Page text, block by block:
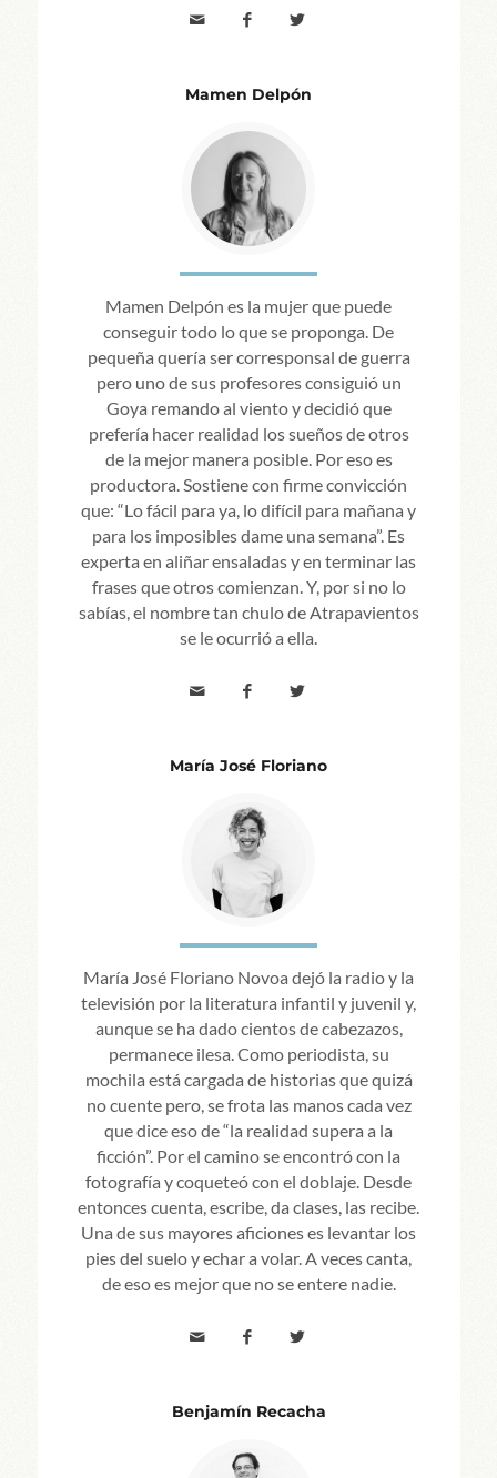
Mamen Delpón
Mamen Delpón es la mujer que puede
conseguir todo lo que se proponga. De
pequeña quería ser corresponsal de guerra
pero uno de sus profesores consiguió un
Goya remando al viento y decidió que
prefería hacer realidad los sueños de otros
de la mejor manera posible. Por eso es
productora. Sostiene con firme convicción
que: “Lo fácil para ya, lo difícil para mañana y
para los imposibles dame una semana”. Es
experta en aliñar ensaladas y en terminar las
frases que otros comienzan. Y, por si no lo
sabías, el nombre tan chulo de Atrapavientos
se le ocurrió a ella.
María José Floriano
María José Floriano Novoa dejó la radio y la
televisión por la literatura infantil y juvenil y,
aunque se ha dado cientos de cabezazos,
permanece ilesa. Como periodista, su
mochila está cargada de historias que quizá
no cuente pero, se frota las manos cada vez
que dice eso de “la realidad supera a la
ficción”. Por el camino se encontró con la
fotografía y coqueteó con el doblaje. Desde
entonces cuenta, escribe, da clases, las recibe.
Una de sus mayores aficiones es levantar los
pies del suelo y echar a volar. A veces canta,
de eso es mejor que no se entere nadie.
Benjamín Recacha